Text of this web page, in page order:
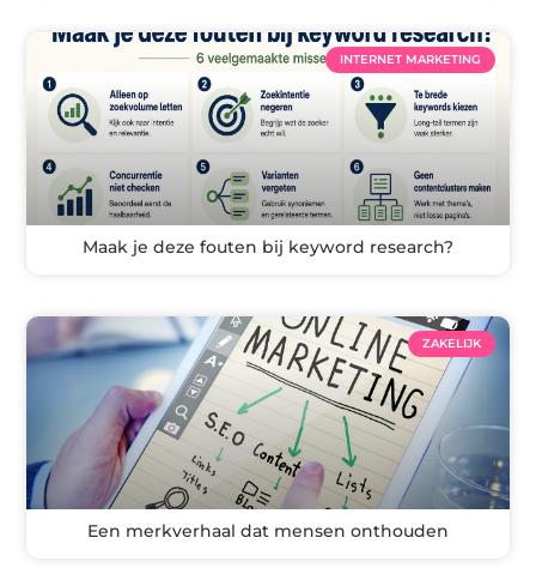
INTERNET MARKETING
Maak je deze fouten bij keyword research?
ZAKELIJK
Een merkverhaal dat mensen onthouden